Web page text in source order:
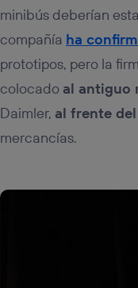
minibús deberían
compañía ha
prototipos, pero la
colocado al antiguo
Daimler, al frente
mercancías.